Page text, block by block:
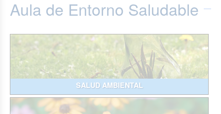
Aula de Entorno Saludable
SALUD AMBIENTAL